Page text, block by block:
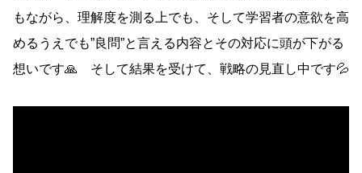
もながら、理解度を測る上でも、そして学習者の意欲を高
めるうえでも”良問”と言える内容とその対応に頭が下がる
想いです🙏 そして結果を受けて、戦略の見直し中です💦